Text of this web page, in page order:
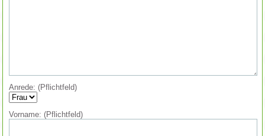
Anrede: (Pflichtfeld)
Vorname: (Pflichtfeld)